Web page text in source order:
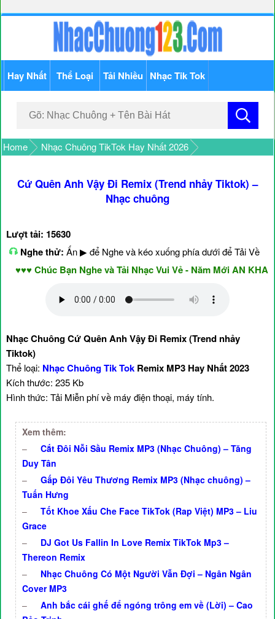
Hay Nhất Thể Loại Tải Nhiều Nhạc Tik Tok
Home Nhạc Chuông TikTok Hay Nhất 2026
Cứ Quên Anh Vậy Đi Remix (Trend nhảy Tiktok) –
Nhạc chuông
Lượt tải: 15630
Nghe thử: Ấn ▶ để Nghe và kéo xuống phía dưới để Tải Về
Chúc Bạn Nghe và Tải Nhạc Vui Vẻ - Năm Mới AN KHANG
Nhạc Chuông Cứ Quên Anh Vậy Đi Remix (Trend nhảy
Tiktok)
Thể loại: Nhạc Chuông Tik Tok Remix MP3 Hay Nhất 2023
Kích thước: 235 Kb
Hình thức: Tải Miễn phí về máy điện thoại, máy tính.
Xem thêm:
–
Cắt Đôi Nỗi Sầu Remix MP3 (Nhạc Chuông) – Tăng
Duy Tân
–
Gấp Đôi Yêu Thương Remix MP3 (Nhạc chuông) –
Tuấn Hưng
–
Tốt Khoe Xấu Che Face TikTok (Rap Việt) MP3 – Liu
Grace
–
DJ Got Us Fallin In Love Remix TikTok Mp3 –
Thereon Remix
–
Nhạc Chuông Có Một Người Vẫn Đợi – Ngân Ngân
Cover MP3
–
Anh bắc cái ghế để ngóng trông em về (Lời) – Cao